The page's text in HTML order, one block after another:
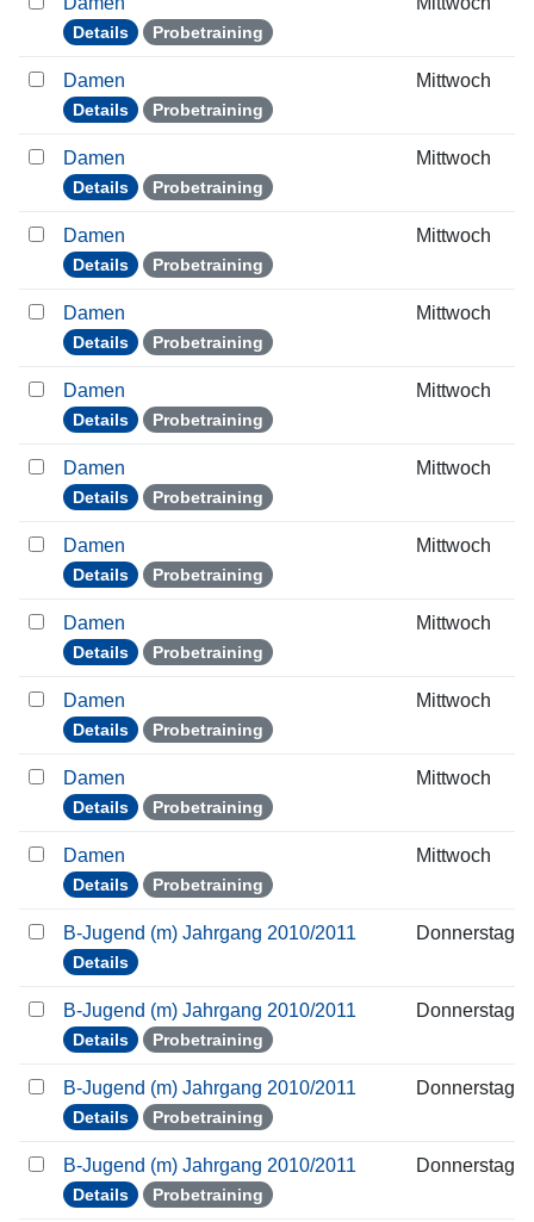
Details Probetraining
Damen
Details Probetraining
Mittwoch
Damen
Details Probetraining
Mittwoch
Damen
Details Probetraining
Mittwoch
Damen
Details Probetraining
Mittwoch
Damen
Details Probetraining
Mittwoch
Damen
Details Probetraining
Mittwoch
Damen
Details Probetraining
Mittwoch
Damen
Details Probetraining
Mittwoch
Damen
Details Probetraining
Mittwoch
Damen
Details Probetraining
Mittwoch
Damen
Details Probetraining
Mittwoch
B-Jugend (m) Jahrgang 2010/2011
Details
Donnerstag
B-Jugend (m) Jahrgang 2010/2011
Details Probetraining
Donnerstag
B-Jugend (m) Jahrgang 2010/2011
Details Probetraining
Donnerstag
B-Jugend (m) Jahrgang 2010/2011
Details Probetraining
Donnerstag